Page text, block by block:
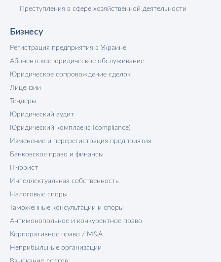
Преступления в сфере хозяйственной деятельности
Бизнесу
Регистрация предприятия в Украине
Абонентское юридическое обслуживание
Юридическое сопровождение сделок
Лицензии
Тендеры
Юридический аудит
Юридический комплаенс (compliance)
Изменение и перерегистрация предприятия
Банковское право и финансы
IT-юрист
Интеллектуальная собственность
Налоговые споры
Таможенные консультации и споры
Антимонопольное и конкурентное право
Корпоративное право / M&A
Неприбыльные организации